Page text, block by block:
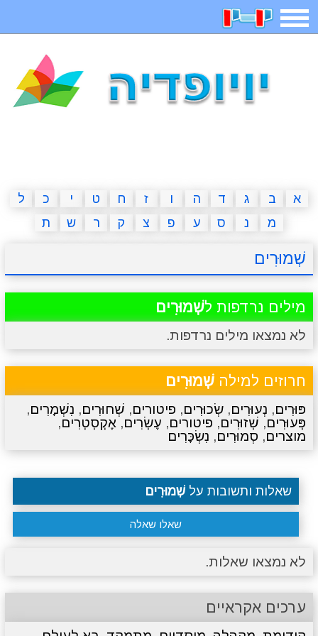
תפריט
איש תלוי מדריכים פוקימון גו מצא הבדלים
יצירה משחקי בנות אשליות חדשות
א ב ג ד ה ו ז ח ט י כ
ל
מ
נ ס ע פ צ ק ר ש ת
שְׁמוּרִים
מילים נרדפות לשְׁמוּרִים
לא נמצאו מילים נרדפות.
חרוזים למילה שְׁמוּרִים
פּוּרִים, נְעוּרִים, שְׂכוּרִים, פיטורים, שְׁחוּרִים, נִשְׁמָרִים,
פְּעוּרִים, שְׁזוּרִים, פיטורים, עֶשְׂרִים, אֶקְסְטְרִים,
מוצרים, סְמוּרִים, נִשְׂכָּרִים
שאלות ותשובות על שְׁמוּרִים
שאלו שאלה
לא נמצאו שאלות.
ערכים אקראיים